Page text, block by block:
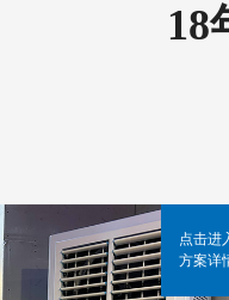
18
点击进
方案详